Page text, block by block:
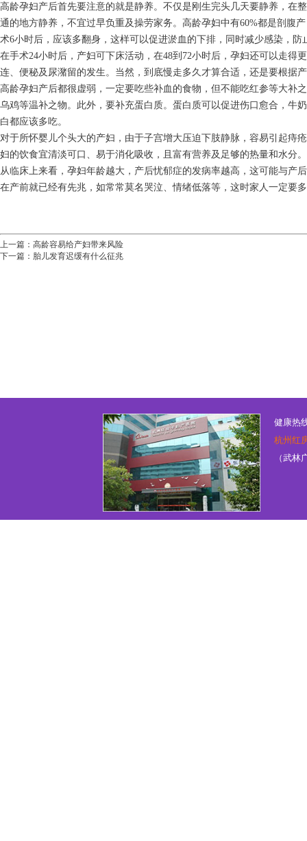
高龄孕妇产后首先要注意的就是静养。不仅是刚生完头几天要静养，在
通的地方静养，不宜过早负重及操劳家务。高龄孕妇中有60%都是剖腹
术6小时后，应该多翻身，这样可以促进淤血的下排，同时减少感染，
在手术24小时后，产妇可下床活动，在48到72小时后，孕妇还可以走得
连、便秘及尿潴留的发生。当然，到底慢走多久才算合适，还是要根据
高龄孕妇产后都很虚弱，一定要吃些补血的食物，但不能吃红参等大补
乌鸡等温补之物。此外，要补充蛋白质。蛋白质可以促进伤口愈合，牛
白都应该多吃。
对于所怀婴儿个头大的产妇，由于子宫增大压迫下肢静脉，容易引起痔
妇的饮食宜清淡可口、易于消化吸收，且富有营养及足够的热量和水分。
从临床上来看，孕妇年龄越大，产后忧郁症的发病率越高，这可能与产
在产前就已经有先兆，如常常莫名哭泣、情绪低落等，这时家人一定要
上一篇： 高龄容易给产妇带来风险
下一篇： 胎儿发育迟缓有什么征兆
健康热
杭州红
（武